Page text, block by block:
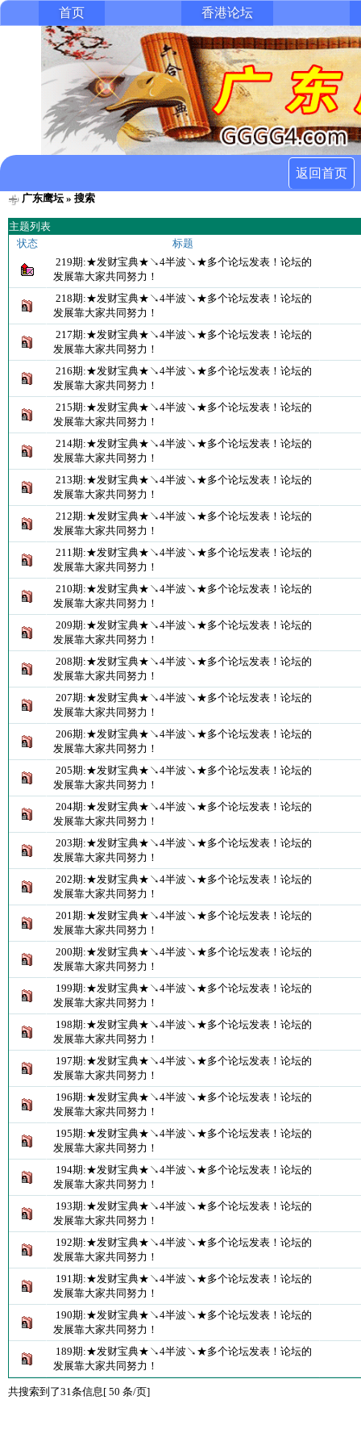
首页 香港论坛
返回首页
广东鹰坛» 搜索
主题列表
状态
标题
219期:★发财宝典★↘4半波↘★多个论坛发表！论坛的
发展靠大家共同努力！
218期:★发财宝典★↘4半波↘★多个论坛发表！论坛的
发展靠大家共同努力！
217期:★发财宝典★↘4半波↘★多个论坛发表！论坛的
发展靠大家共同努力！
216期:★发财宝典★↘4半波↘★多个论坛发表！论坛的
发展靠大家共同努力！
215期:★发财宝典★↘4半波↘★多个论坛发表！论坛的
发展靠大家共同努力！
214期:★发财宝典★↘4半波↘★多个论坛发表！论坛的
发展靠大家共同努力！
213期:★发财宝典★↘4半波↘★多个论坛发表！论坛的
发展靠大家共同努力！
212期:★发财宝典★↘4半波↘★多个论坛发表！论坛的
发展靠大家共同努力！
211期:★发财宝典★↘4半波↘★多个论坛发表！论坛的
发展靠大家共同努力！
210期:★发财宝典★↘4半波↘★多个论坛发表！论坛的
发展靠大家共同努力！
209期:★发财宝典★↘4半波↘★多个论坛发表！论坛的
发展靠大家共同努力！
208期:★发财宝典★↘4半波↘★多个论坛发表！论坛的
发展靠大家共同努力！
207期:★发财宝典★↘4半波↘★多个论坛发表！论坛的
发展靠大家共同努力！
206期:★发财宝典★↘4半波↘★多个论坛发表！论坛的
发展靠大家共同努力！
205期:★发财宝典★↘4半波↘★多个论坛发表！论坛的
发展靠大家共同努力！
204期:★发财宝典★↘4半波↘★多个论坛发表！论坛的
发展靠大家共同努力！
203期:★发财宝典★↘4半波↘★多个论坛发表！论坛的
发展靠大家共同努力！
202期:★发财宝典★↘4半波↘★多个论坛发表！论坛的
发展靠大家共同努力！
201期:★发财宝典★↘4半波↘★多个论坛发表！论坛的
发展靠大家共同努力！
200期:★发财宝典★↘4半波↘★多个论坛发表！论坛的
发展靠大家共同努力！
199期:★发财宝典★↘4半波↘★多个论坛发表！论坛的
发展靠大家共同努力！
198期:★发财宝典★↘4半波↘★多个论坛发表！论坛的
发展靠大家共同努力！
197期:★发财宝典★↘4半波↘★多个论坛发表！论坛的
发展靠大家共同努力！
196期:★发财宝典★↘4半波↘★多个论坛发表！论坛的
发展靠大家共同努力！
195期:★发财宝典★↘4半波↘★多个论坛发表！论坛的
发展靠大家共同努力！
194期:★发财宝典★↘4半波↘★多个论坛发表！论坛的
发展靠大家共同努力！
193期:★发财宝典★↘4半波↘★多个论坛发表！论坛的
发展靠大家共同努力！
192期:★发财宝典★↘4半波↘★多个论坛发表！论坛的
发展靠大家共同努力！
191期:★发财宝典★↘4半波↘★多个论坛发表！论坛的
发展靠大家共同努力！
190期:★发财宝典★↘4半波↘★多个论坛发表！论坛的
发展靠大家共同努力！
189期:★发财宝典★↘4半波↘★多个论坛发表！论坛的
发展靠大家共同努力！
共搜索到了31条信息[ 50 条/页]